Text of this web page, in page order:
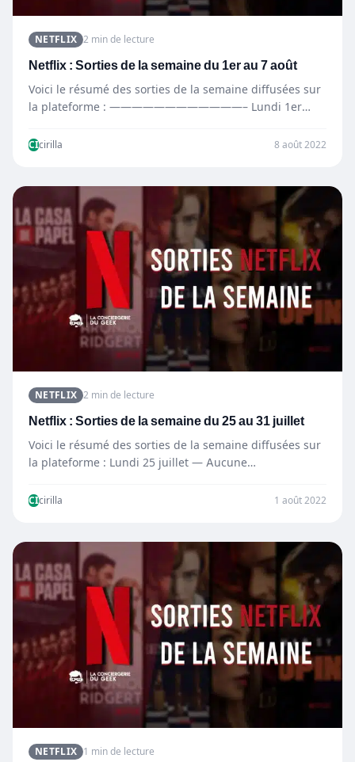
NETFLIX 2 min de lecture
Netflix : Sorties de la semaine du 1er au 7 août
Voici le résumé des sorties de la semaine diffusées sur
la plateforme : ————————————– Lundi 1er
CIcirilla 8 août 2022
NETFLIX 2 min de lecture
Netflix : Sorties de la semaine du 25 au 31 juillet
Voici le résumé des sorties de la semaine diffusées sur
la plateforme : Lundi 25 juillet — Aucune…
CIcirilla 1 août 2022
NETFLIX 1 min de lecture